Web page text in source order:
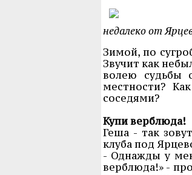
недалеко от
Зимой, по
Звучит как
волею судьбы
местности?
соседями?
Купи верблюда!
Геша - так
клуба под
- Однажды у
верблюда!» -